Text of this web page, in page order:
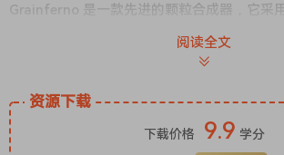
Grainferno 是一款先进的颗粒合成器，它采
音频中合成声音。其新一代的颗粒引擎将您的
碎片，并将它们重构为全新的纹理。从纯净的
Grainferno 可以以足以跨越音频范围的速度
度下，颗粒不再像纹理那样运作，而是像振
任何音频文件变成可演奏的合成器音色。即使
阅读全文
资源下载
下载价格 9.9 学分